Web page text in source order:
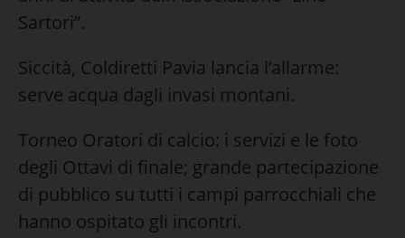
Sartori”.
Siccità, Coldiretti Pavia lancia l’allarme:
serve acqua dagli invasi montani.
Torneo Oratori di calcio: i servizi e le foto
degli Ottavi di finale; grande partecipazione
di pubblico su tutti i campi parrocchiali che
hanno ospitato gli incontri.